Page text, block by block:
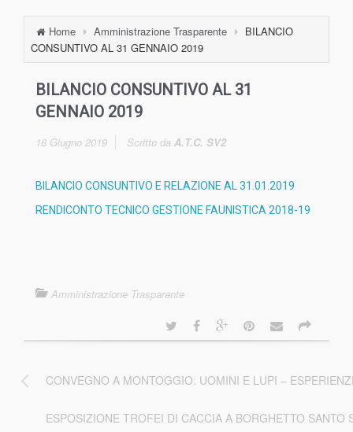
Home Amministrazione Trasparente
BILANCIO
CONSUNTIVO AL 31 GENNAIO 2019
BILANCIO CONSUNTIVO AL 31
GENNAIO 2019
18 Giugno 2019 Scritto da A.T.C. SV2
BILANCIO CONSUNTIVO E RELAZIONE AL 31.01.2019
RENDICONTO TECNICO GESTIONE FAUNISTICA 2018-19
Amministrazione Trasparente
CONVEGNO A MONTOGGIO: UOMINI E LUPI –
ESPOSIZIONE TROFEI DI CACCIA A BORGHETTO